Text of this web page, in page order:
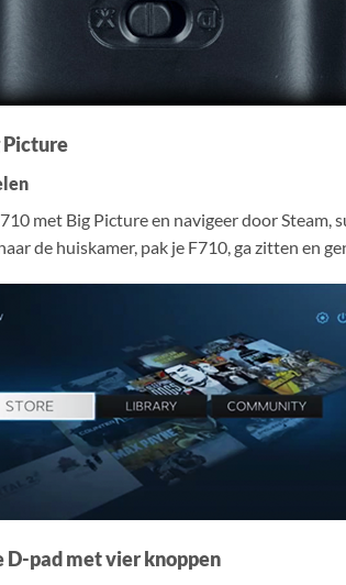
Picture
met Big Picture en navigeer door Steam,
de huiskamer, pak je F710, ga zitten en
D-pad met vier knoppen